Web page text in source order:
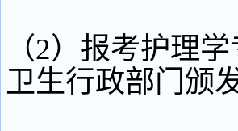
（2）报考护理
卫生行政部门颁